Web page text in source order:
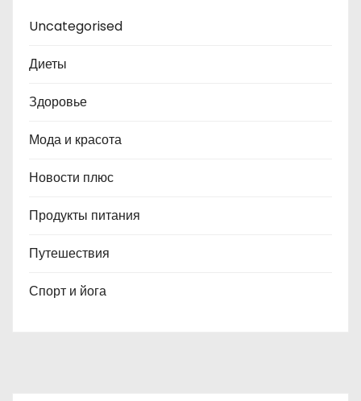
Uncategorised
Диеты
Здоровье
Мода и красота
Новости плюс
Продукты питания
Путешествия
Спорт и йога